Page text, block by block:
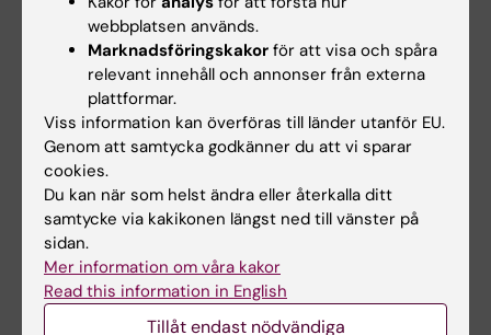
Relaterat
IDAC för chefer
IDAC för medarbetare
IDAC för resursägare
Inloggade medarbetare
Mer information för inloggade medarbetare
webbplatsen används.
Marknadsföringskakor för att visa och spåra
relevant innehåll och annonser från externa
plattformar.
Viss information kan överföras till länder utanför EU.
Genom att samtycka godkänner du att vi sparar
cookies.
Du kan när som helst ändra eller återkalla ditt
samtycke via kakikonen längst ned till vänster på
sidan.
Mer information om våra kakor
Read this information in English
Tillåt endast nödvändiga